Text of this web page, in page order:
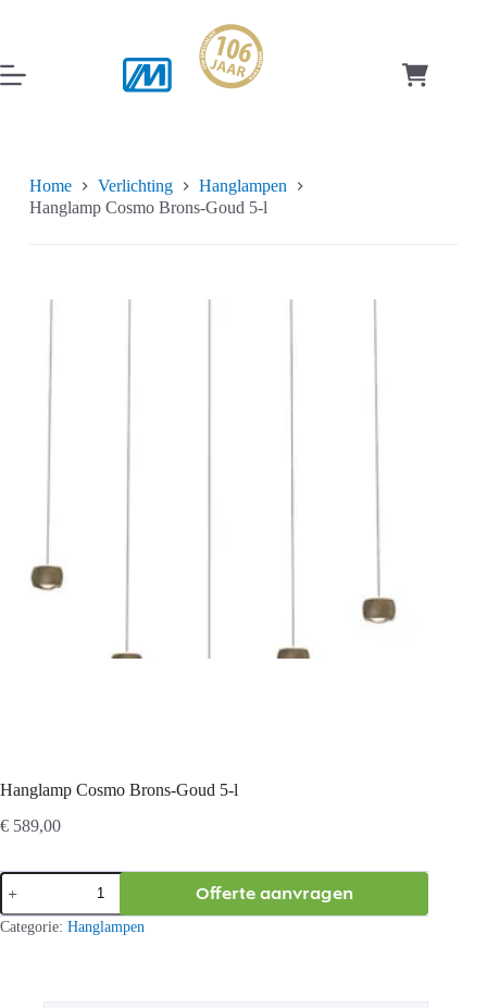
inhoud
Home Verlichting
Hanglampen
Hanglamp Cosmo Brons-Goud 5-l
Hanglamp Cosmo Brons-Goud 5-l
€ 589,00
Hanglamp
Cosmo
Brons-
Goud
Offerte aanvragen
Categorie: Hanglampen